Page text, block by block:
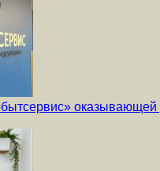
оказывающей